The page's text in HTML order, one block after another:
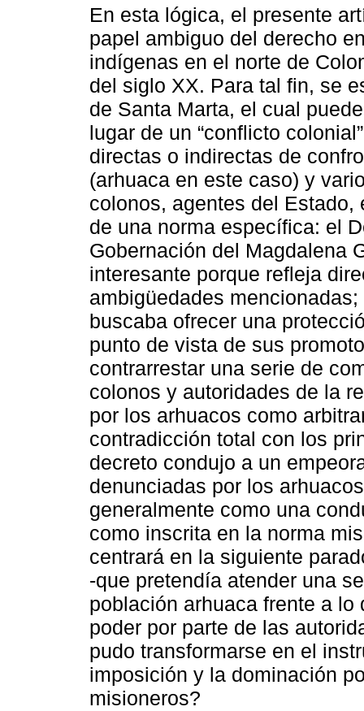
En esta lógica, el presente
papel ambiguo del derecho
indígenas en el norte de
del siglo XX. Para tal fin, se
de Santa Marta, el cual
lugar de un “conflicto
directas o indirectas de
(arhuaca en este caso) y
colonos, agentes del
de una norma específica: el
Gobernación del Magdalena
interesante porque refleja
ambigüedades
buscaba ofrecer una
punto de vista de sus
contrarrestar una serie de
colonos y autoridades de la
por los arhuacos como
contradicción total con los
decreto condujo a un
denunciadas por los
generalmente como una
como inscrita en la norma
centrará en la siguiente
-que pretendía atender una
población arhuaca frente a
poder por parte de las
pudo transformarse en el
imposición y la dominación
misioneros?